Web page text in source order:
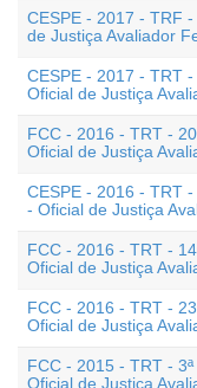
CESPE - 2017 - TRF
de Justiça Avaliador
CESPE - 2017 - TRT
Oficial de Justiça
FCC - 2016 - TRT -
Oficial de Justiça
CESPE - 2016 - TRT
- Oficial de Justiça
FCC - 2016 - TRT -
Oficial de Justiça
FCC - 2016 - TRT -
Oficial de Justiça
FCC - 2015 - TRT -
Oficial de Justiça